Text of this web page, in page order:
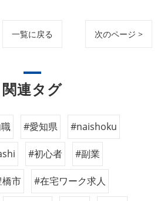
一覧に戻る 次のページ >
関連タグ
#愛知県 #naishoku
#初心者 #副業
市 #在宅ワーク求人